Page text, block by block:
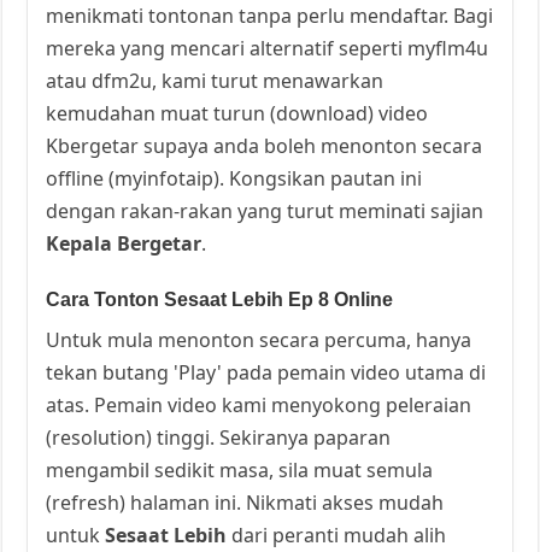
menikmati tontonan tanpa perlu mendaftar. Bagi
mereka yang mencari alternatif seperti myflm4u
atau dfm2u, kami turut menawarkan
kemudahan muat turun (download) video
Kbergetar supaya anda boleh menonton secara
offline (myinfotaip). Kongsikan pautan ini
dengan rakan-rakan yang turut meminati sajian
Kepala Bergetar.
Cara Tonton Sesaat Lebih Ep 8 Online
Untuk mula menonton secara percuma, hanya
tekan butang 'Play' pada pemain video utama di
atas. Pemain video kami menyokong peleraian
(resolution) tinggi. Sekiranya paparan
mengambil sedikit masa, sila muat semula
(refresh) halaman ini. Nikmati akses mudah
untukSesaat Lebih dari peranti mudah alih